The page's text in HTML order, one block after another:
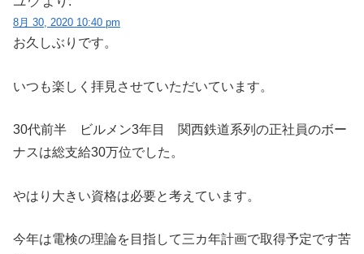
8月 30, 2020 10:40 pm
お久しぶりです。
いつも楽しく拝見させていただいています。
30代前半 ビルメン3年目 関西鉄道系列の正社員のボー
ナスは総支給30万位でした。
やはり大きい資格は必要と考えています。
今年は電検の理論を目指して三カ年計画で取得予定です苦